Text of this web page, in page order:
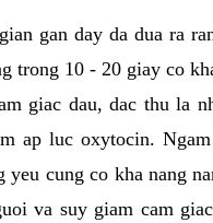
gan day da dua ra
trong 10 - 20 giay co
giac dau, dac thu la
ap luc oxytocin.
yeu cung co kha nang
va suy giam cam